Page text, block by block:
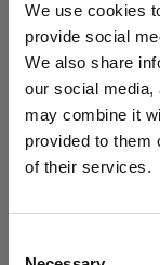
We use cookies
provide social
We also share
our social media,
may combine it
provided to them
of their services.
6.企業商標
当社の社名、
の名称、ロゴ
スローガンは
センス許諾者
せん。